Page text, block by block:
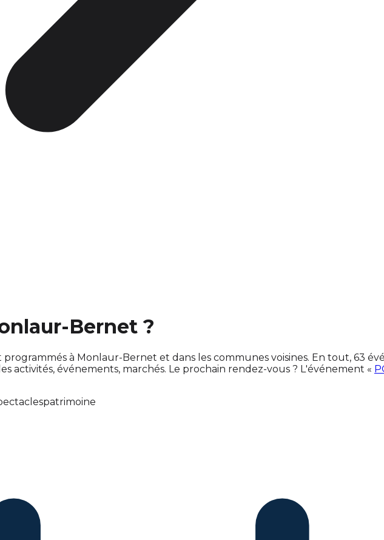
Bernet ?
programmés à Monlaur-Bernet et dans les communes voisines. En tout, 63
activités, événements, marchés. Le prochain rendez-vous ? L'événement «
patrimoine